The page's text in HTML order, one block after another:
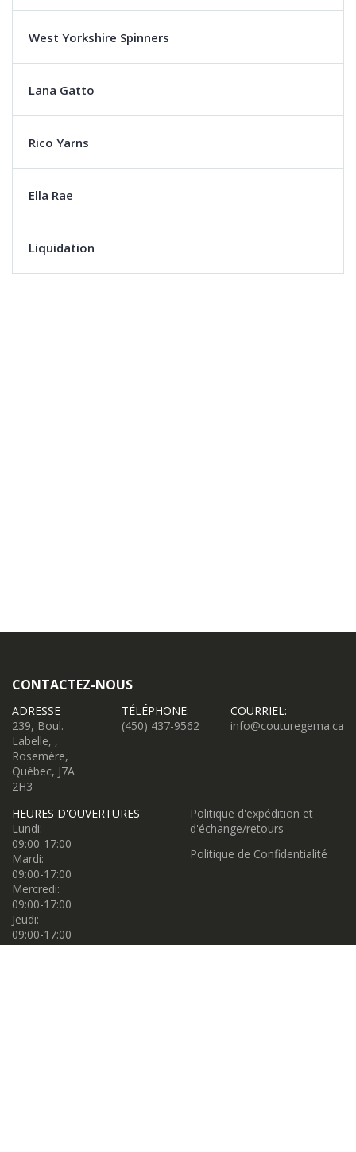
West Yorkshire Spinners
Lana Gatto
Rico Yarns
Ella Rae
Liquidation
CONTACTEZ-NOUS
ADRESSE
239, Boul.
Labelle, ,
Rosemère,
Québec, J7A
2H3
TÉLÉPHONE:
(450) 437-9562
COURRIEL:
info@couturegema.ca
HEURES D'OUVERTURES
Lundi:
09:00-17:00
Mardi:
09:00-17:00
Mercredi:
09:00-17:00
Jeudi:
09:00-17:00
Vendredi:
Politique d'expédition et
d'échange/retours
Politique de Confidentialité